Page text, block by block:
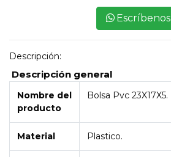
Escríbenos
Descripción:
Descripción general
Nombre del
producto
Bolsa Pvc 23X17X5.
Material Plastico.